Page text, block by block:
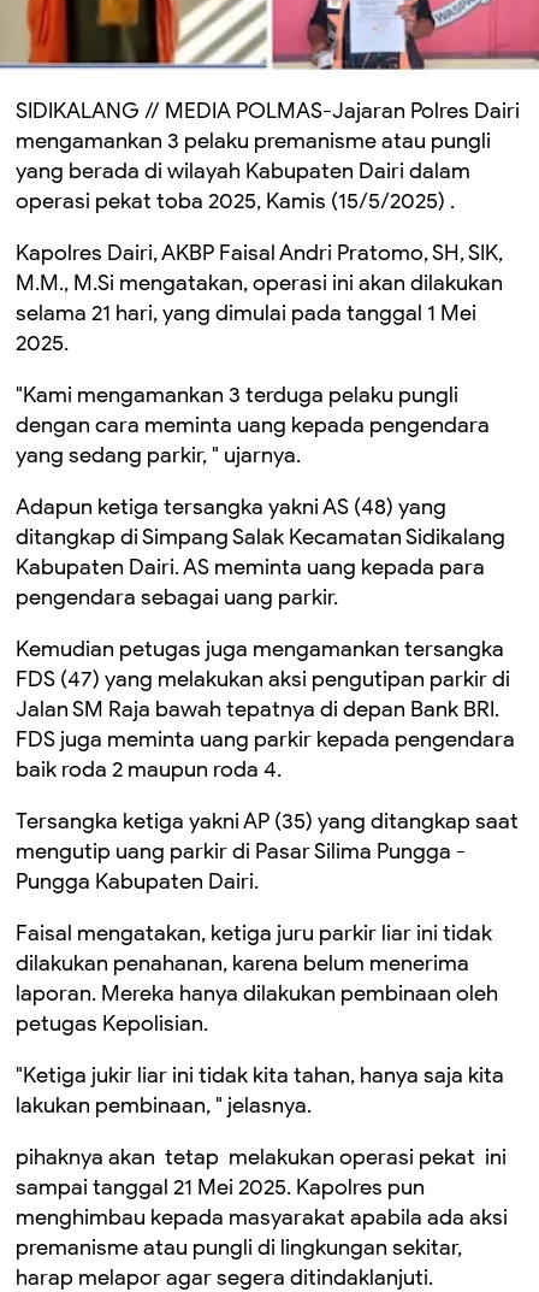
SIDIKALANG // MEDIA POLMAS-Jajaran Polres Dairi
mengamankan 3 pelaku premanisme atau pungli
yang berada di wilayah Kabupaten Dairi dalam
operasi pekat toba 2025, Kamis (15/5/2025) .
Kapolres Dairi, AKBP Faisal Andri Pratomo, SH, SIK,
M.M., M.Si mengatakan, operasi ini akan dilakukan
selama 21 hari, yang dimulai pada tanggal 1 Mei
2025.
"Kami mengamankan 3 terduga pelaku pungli
dengan cara meminta uang kepada pengendara
yang sedang parkir, " ujarnya.
Adapun ketiga tersangka yakni AS (48) yang
ditangkap di Simpang Salak Kecamatan Sidikalang
Kabupaten Dairi. AS meminta uang kepada para
pengendara sebagai uang parkir.
Kemudian petugas juga mengamankan tersangka
FDS (47) yang melakukan aksi pengutipan parkir di
Jalan SM Raja bawah tepatnya di depan Bank BRI.
FDS juga meminta uang parkir kepada pengendara
baik roda 2 maupun roda 4.
Tersangka ketiga yakni AP (35) yang ditangkap saat
mengutip uang parkir di Pasar Silima Pungga -
Pungga Kabupaten Dairi.
Faisal mengatakan, ketiga juru parkir liar ini tidak
dilakukan penahanan, karena belum menerima
laporan. Mereka hanya dilakukan pembinaan oleh
petugas Kepolisian.
"Ketiga jukir liar ini tidak kita tahan, hanya saja kita
lakukan pembinaan, " jelasnya.
pihaknya akan tetap melakukan operasi pekat ini
sampai tanggal 21 Mei 2025. Kapolres pun
menghimbau kepada masyarakat apabila ada aksi
premanisme atau pungli di lingkungan sekitar,
harap melapor agar segera ditindaklanjuti.